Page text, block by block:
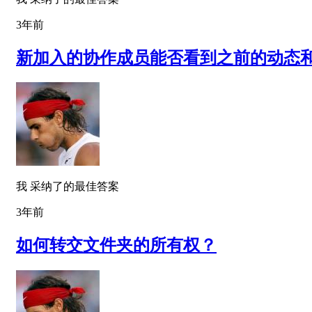
3年前
新加入的协作成员能否看到之前的动态
我 采纳了的最佳答案
3年前
如何转交文件夹的所有权？